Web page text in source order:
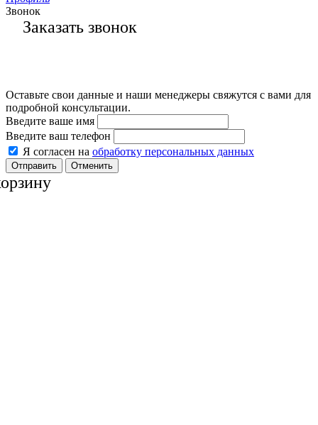
Звонок
Заказать звонок
Оставьте свои данные и наши менеджеры свяжутся с вами для
подробной консультации.
Введите ваше имя
Введите ваш телефон
Я согласен на обработку персональных данных
Отменить